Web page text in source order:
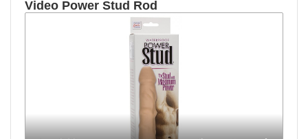
Video Power Stud Rod